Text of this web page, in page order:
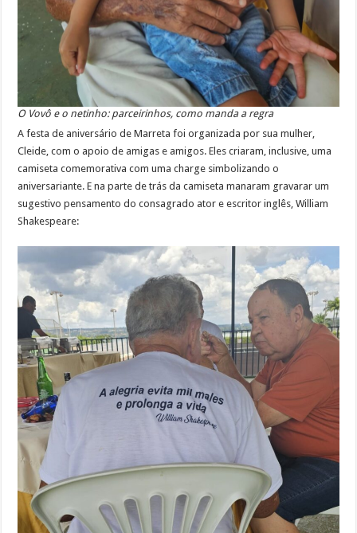
O Vovô e o netinho: parceirinhos, como manda a regra
A festa de aniversário de Marreta foi organizada por sua mulher,
Cleide, com o apoio de amigas e amigos. Eles criaram, inclusive, uma
camiseta comemorativa com uma charge simbolizando o
aniversariante. E na parte de trás da camiseta manaram gravarar um
sugestivo pensamento do consagrado ator e escritor inglês, William
Shakespeare: